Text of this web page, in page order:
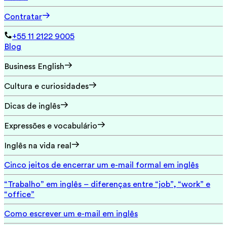
Contratar
+55 11 2122 9005
Blog
Business English
Cultura e curiosidades
Dicas de inglês
Expressões e vocabulário
Inglês na vida real
Cinco jeitos de encerrar um e-mail formal em inglês
“Trabalho” em inglês – diferenças entre “job”, “work” e
“office”
Como escrever um e-mail em inglês